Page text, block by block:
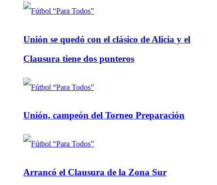
Unión se quedó con el clásico de Alicia y el
Clausura tiene dos punteros
Unión, campeón del Torneo Preparación
Arrancó el Clausura de la Zona Sur